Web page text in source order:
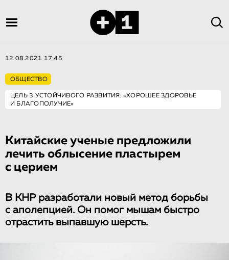
12.08.2021 17:45
ОБЩЕСТВО
ЦЕЛЬ 3 УСТОЙЧИВОГО РАЗВИТИЯ: «ХОРОШЕЕ ЗДОРОВЬЕ
И БЛАГОПОЛУЧИЕ»
Китайские ученые предложили
лечить облысение пластырем
с церием
В КНР разработали новый метод борьбы
с аполепцией. Он помог мышам быстро
отрастить выпавшую шерсть.